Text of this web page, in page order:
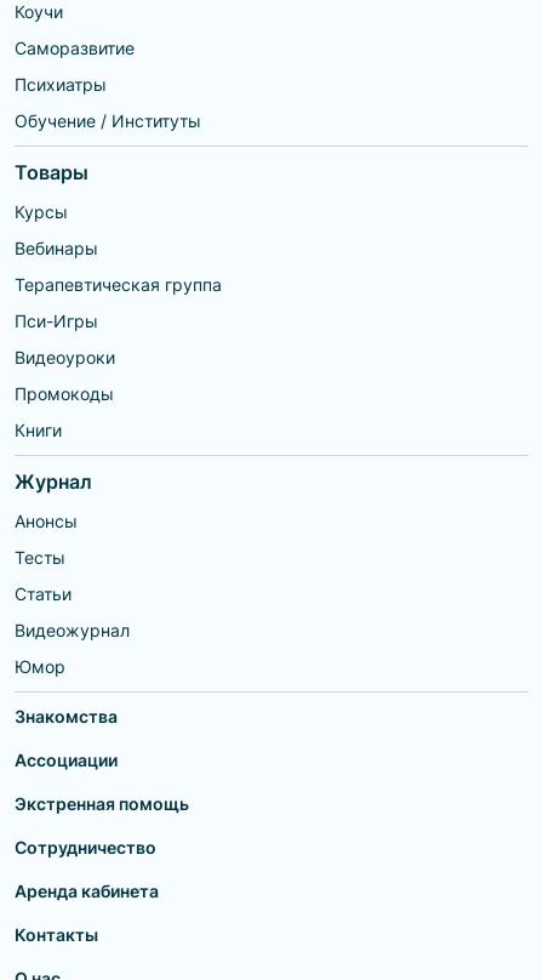
Коучи
Саморазвитие
Психиатры
Обучение / Институты
Товары
Курсы
Вебинары
Терапевтическая группа
Пси-Игры
Видеоуроки
Промокоды
Книги
Журнал
Анонсы
Тесты
Статьи
Видеожурнал
Юмор
Знакомства
Ассоциации
Экстренная помощь
Сотрудничество
Аренда кабинета
Контакты